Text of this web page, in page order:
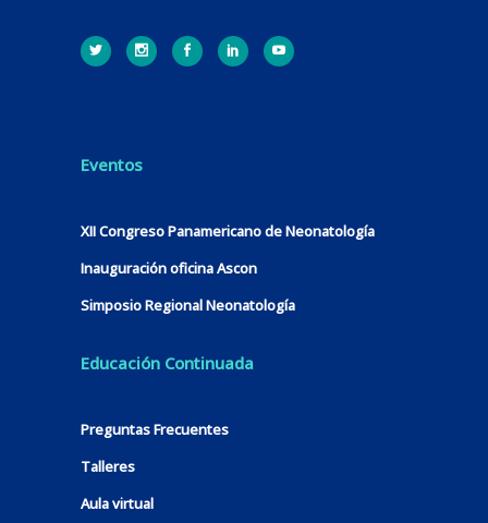
Eventos
XII Congreso Panamericano de Neonatología
Inauguración oficina Ascon
Simposio Regional Neonatología
Educación Continuada
Preguntas Frecuentes
Talleres
Aula virtual